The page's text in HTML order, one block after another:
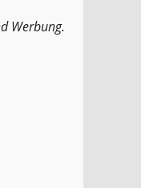
Werbung.